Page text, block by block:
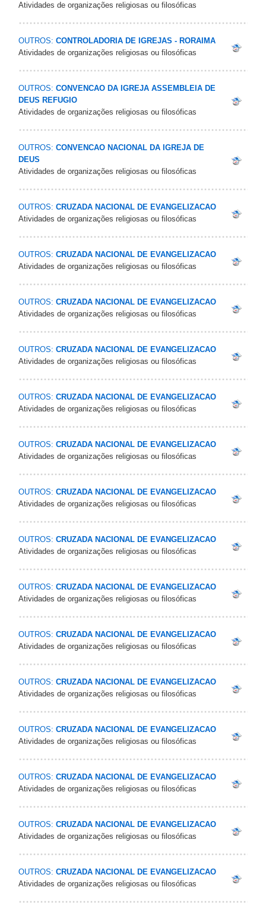
Atividades de organizações religiosas ou filosóficas
OUTROS: CONTROLADORIA DE IGREJAS - RORAIMA
Atividades de organizações religiosas ou filosóficas
OUTROS: CONVENCAO DA IGREJA ASSEMBLEIA DE
DEUS REFUGIO
Atividades de organizações religiosas ou filosóficas
OUTROS: CONVENCAO NACIONAL DA IGREJA DE
DEUS
Atividades de organizações religiosas ou filosóficas
OUTROS: CRUZADA NACIONAL DE EVANGELIZACAO
Atividades de organizações religiosas ou filosóficas
OUTROS: CRUZADA NACIONAL DE EVANGELIZACAO
Atividades de organizações religiosas ou filosóficas
OUTROS: CRUZADA NACIONAL DE EVANGELIZACAO
Atividades de organizações religiosas ou filosóficas
OUTROS: CRUZADA NACIONAL DE EVANGELIZACAO
Atividades de organizações religiosas ou filosóficas
OUTROS: CRUZADA NACIONAL DE EVANGELIZACAO
Atividades de organizações religiosas ou filosóficas
OUTROS: CRUZADA NACIONAL DE EVANGELIZACAO
Atividades de organizações religiosas ou filosóficas
OUTROS: CRUZADA NACIONAL DE EVANGELIZACAO
Atividades de organizações religiosas ou filosóficas
OUTROS: CRUZADA NACIONAL DE EVANGELIZACAO
Atividades de organizações religiosas ou filosóficas
OUTROS: CRUZADA NACIONAL DE EVANGELIZACAO
Atividades de organizações religiosas ou filosóficas
OUTROS: CRUZADA NACIONAL DE EVANGELIZACAO
Atividades de organizações religiosas ou filosóficas
OUTROS: CRUZADA NACIONAL DE EVANGELIZACAO
Atividades de organizações religiosas ou filosóficas
OUTROS: CRUZADA NACIONAL DE EVANGELIZACAO
Atividades de organizações religiosas ou filosóficas
OUTROS: CRUZADA NACIONAL DE EVANGELIZACAO
Atividades de organizações religiosas ou filosóficas
OUTROS: CRUZADA NACIONAL DE EVANGELIZACAO
Atividades de organizações religiosas ou filosóficas
OUTROS: CRUZADA NACIONAL DE EVANGELIZACAO
Atividades de organizações religiosas ou filosóficas